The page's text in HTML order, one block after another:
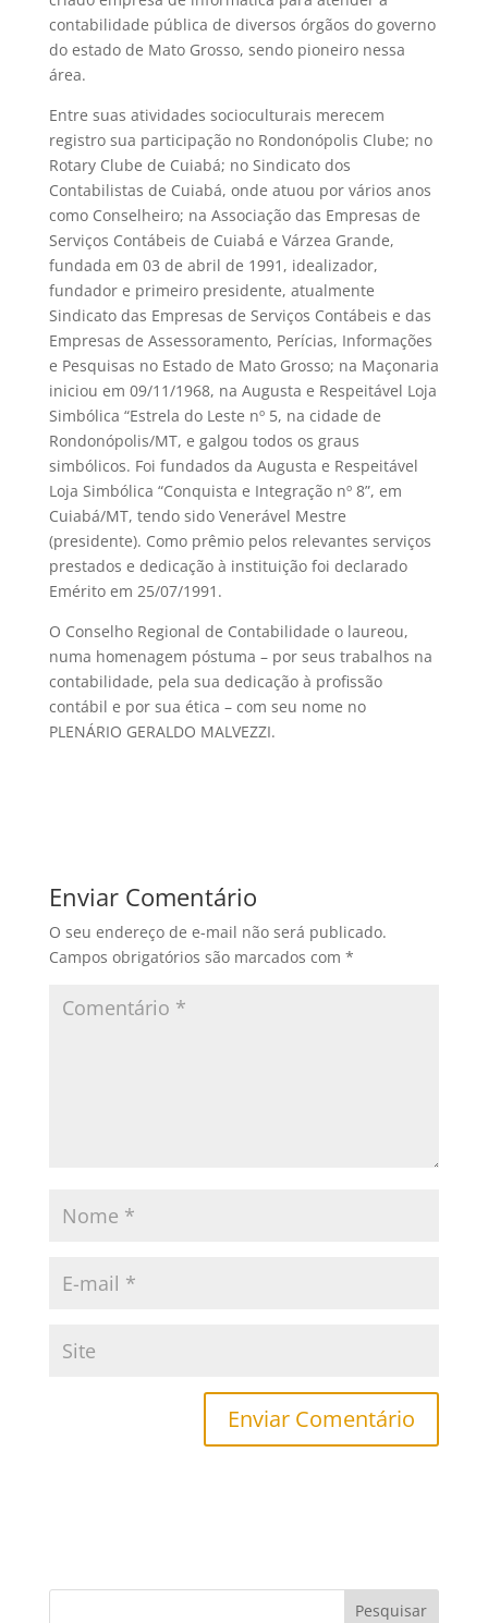
contabilidade pública de diversos órgãos do governo
do estado de Mato Grosso, sendo pioneiro nessa
área.
Entre suas atividades socioculturais merecem
registro sua participação no Rondonópolis Clube; no
Rotary Clube de Cuiabá; no Sindicato dos
Contabilistas de Cuiabá, onde atuou por vários anos
como Conselheiro; na Associação das Empresas de
Serviços Contábeis de Cuiabá e Várzea Grande,
fundada em 03 de abril de 1991, idealizador,
fundador e primeiro presidente, atualmente
Sindicato das Empresas de Serviços Contábeis e das
Empresas de Assessoramento, Perícias, Informações
e Pesquisas no Estado de Mato Grosso; na Maçonaria
iniciou em 09/11/1968, na Augusta e Respeitável Loja
Simbólica “Estrela do Leste nº 5, na cidade de
Rondonópolis/MT, e galgou todos os graus
simbólicos. Foi fundados da Augusta e Respeitável
Loja Simbólica “Conquista e Integração nº 8”, em
Cuiabá/MT, tendo sido Venerável Mestre
(presidente). Como prêmio pelos relevantes serviços
prestados e dedicação à instituição foi declarado
Emérito em 25/07/1991.
O Conselho Regional de Contabilidade o laureou,
numa homenagem póstuma – por seus trabalhos na
contabilidade, pela sua dedicação à profissão
contábil e por sua ética – com seu nome no
PLENÁRIO GERALDO MALVEZZI.
Enviar Comentário
O seu endereço de e-mail não será publicado.
Campos obrigatórios são marcados com *
Pesquisar